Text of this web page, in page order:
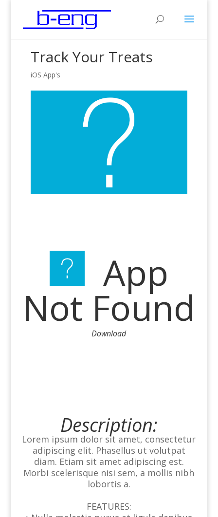
Track Your Treats
iOS App's
App
Not Found
Download
Description:
Lorem ipsum dolor sit amet, consectetur
adipiscing elit. Phasellus ut volutpat
diam. Etiam sit amet adipiscing est.
Morbi scelerisque nisi sem, a mollis nibh
lobortis a.
FEATURES: